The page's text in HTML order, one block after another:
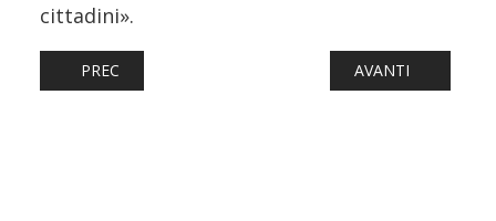
cittadini».
ARTICOLO PRECEDENTE: FERROVIE: SARDEGNA,
PREC ARTICOLO
AVANTI